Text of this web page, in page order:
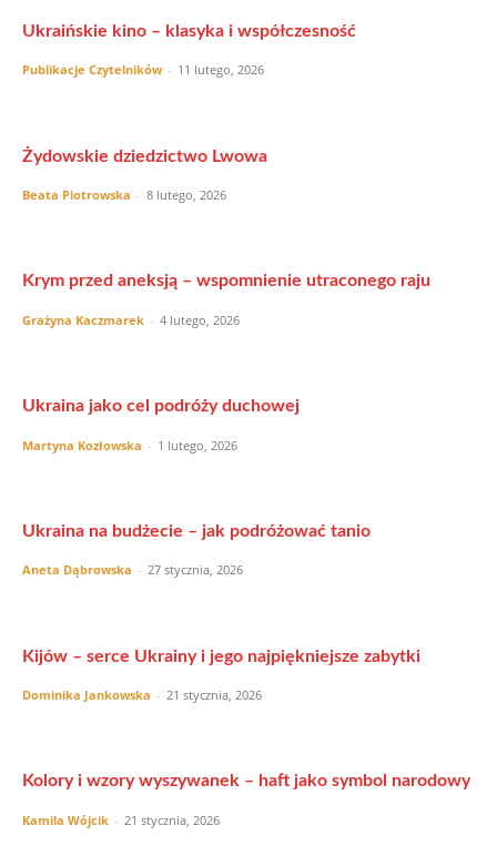
Ukraińskie kino – klasyka i współczesność
Publikacje Czytelników - 11 lutego, 2026
Żydowskie dziedzictwo Lwowa
Beata Piotrowska - 8 lutego, 2026
Krym przed aneksją – wspomnienie utraconego raju
Grażyna Kaczmarek - 4 lutego, 2026
Ukraina jako cel podróży duchowej
Martyna Kozłowska - 1 lutego, 2026
Ukraina na budżecie – jak podróżować tanio
Aneta Dąbrowska - 27 stycznia, 2026
Kijów – serce Ukrainy i jego najpiękniejsze zabytki
Dominika Jankowska - 21 stycznia, 2026
Kolory i wzory wyszywanek – haft jako symbol narodowy
Kamila Wójcik - 21 stycznia, 2026